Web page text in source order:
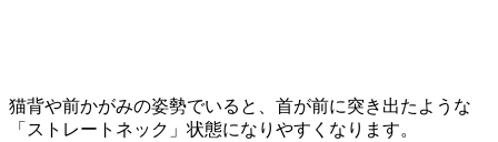
猫背や前かがみの姿勢でいると、首が前に突き出たような
「ストレートネック」状態になりやすくなります。